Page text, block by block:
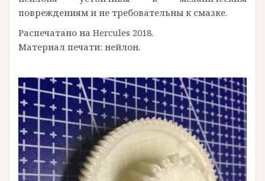
повреждениям и не требовательны к смазке.
Распечатано на Hercules 2018.
Материал печати: нейлон.